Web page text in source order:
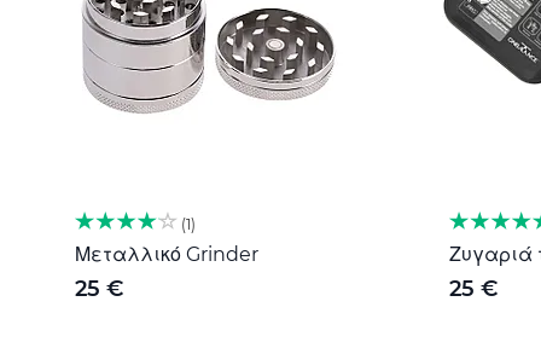
1
Μεταλλικό Grinder
25 €
Ζυγαριά
25 €